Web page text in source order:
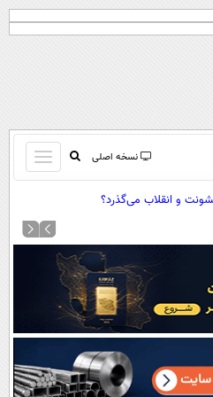
نسخه اصلی
باز
و
کردن
منو
اول
آرشیو
آب و هوا
شرعی
زندگی
و انقلاب می‌گذرد؟